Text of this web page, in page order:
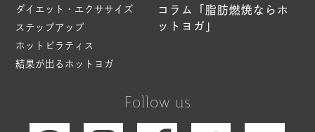
Follow us
ダイエット・エクササイズ
ステップアップ
ホットピラティス
結果が出るホットヨガ
コラム「脂肪燃焼ならホ
ットヨガ」